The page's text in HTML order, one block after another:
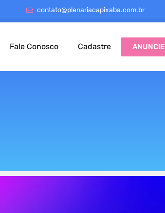
contato@plenariacapixaba.com.br
Fale Conosco Cadastre ANUNCIE